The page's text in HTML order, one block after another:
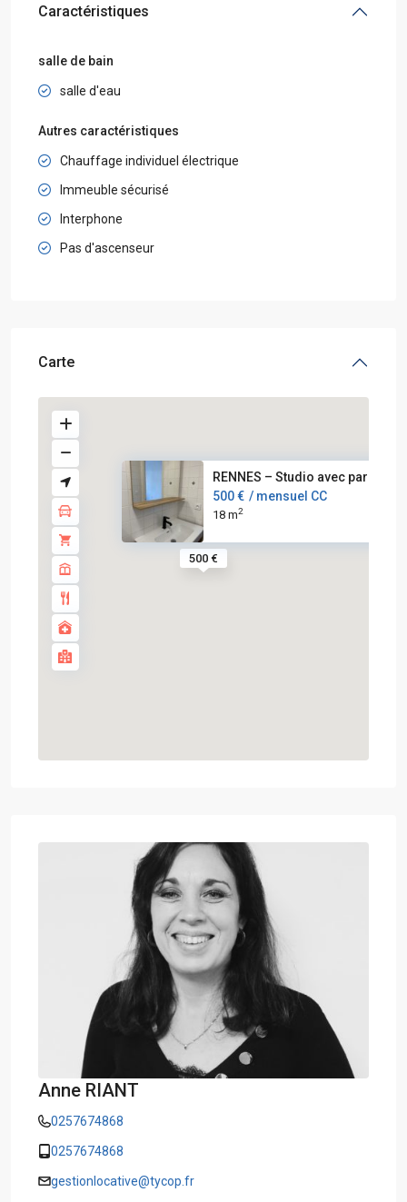
Caractéristiques
salle de bain
salle d'eau
Autres caractéristiques
Chauffage individuel électrique
Immeuble sécurisé
Interphone
Pas d'ascenseur
Carte
500 €
RENNES – Studio avec parking
500 € / mensuel CC
18 m2
Anne RIANT
0257674868
0257674868
gestionlocative@tycop.fr